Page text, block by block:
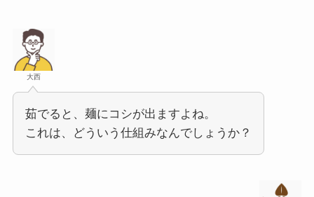
大西
茹でると、麺にコシが出ますよね。
これは、どういう仕組みなんでしょうか？